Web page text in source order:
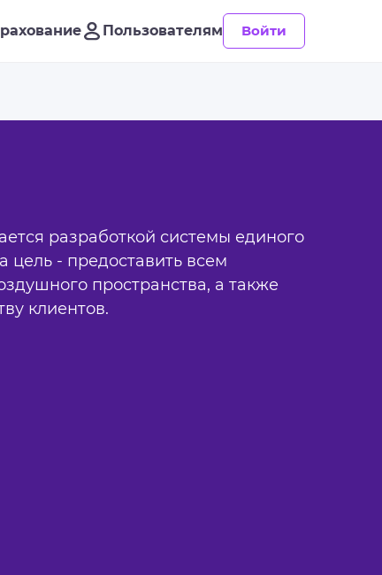
Пользователям Войти
разработкой системы единого
- предоставить всем
пространства, а также
клиентов.